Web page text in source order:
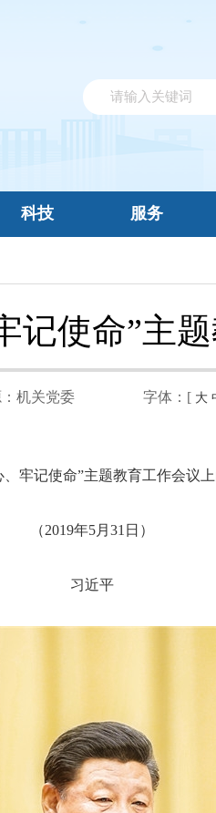
科技 服务
记使命”主
机关党委 字体：[ 大
、牢记使命”主题教育工作会议
（2019年5月31日）
习近平